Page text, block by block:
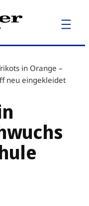
in Orange –
neu eingekleidet